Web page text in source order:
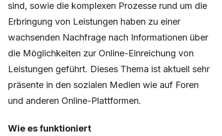
sind, sowie die komplexen Prozesse rund um die
Erbringung von Leistungen haben zu einer
wachsenden Nachfrage nach Informationen über
die Möglichkeiten zur Online-Einreichung von
Leistungen geführt. Dieses Thema ist aktuell sehr
präsente in den sozialen Medien wie auf Foren
und anderen Online-Plattformen.
Wie es funktioniert